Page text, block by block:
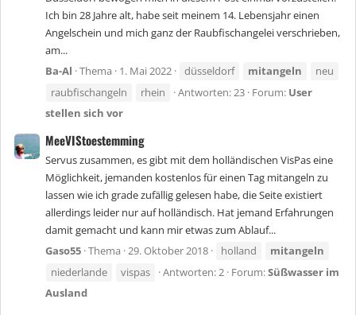
Ich bin 28 Jahre alt, habe seit meinem 14. Lebensjahr einen
Angelschein und mich ganz der Raubfischangelei verschrieben,
am...
Ba-Al Thema 1. Mai 2022 düsseldorf mitangeln
neu
raubfischangeln
rhein Antworten: 23 Forum: User
stellen sich vor
MeeVIStoestemming
Servus zusammen, es gibt mit dem holländischen VisPas eine
Möglichkeit, jemanden kostenlos für einen Tag mitangeln zu
lassen wie ich grade zufällig gelesen habe, die Seite existiert
allerdings leider nur auf holländisch. Hat jemand Erfahrungen
damit gemacht und kann mir etwas zum Ablauf...
Gaso55 Thema 29. Oktober 2018 holland
mitangeln
niederlande
vispas Antworten: 2 Forum:Süßwasser im
Ausland